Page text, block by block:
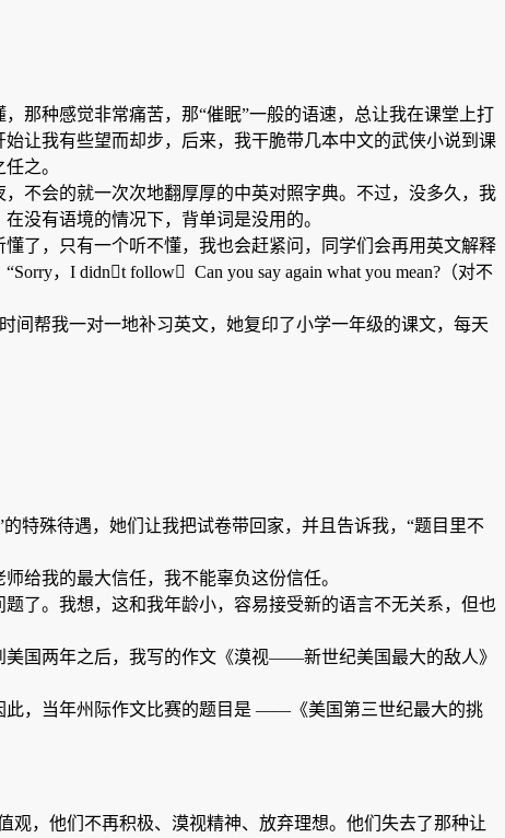
那种感觉非常痛苦，那“催眠”一般的语速，总让我在课堂上打
让我有些望而却步，后来，我干脆带几本中文的武侠小说到课
之。
不会的就一次次地翻厚厚的中英对照字典。不过，没多久，我
没有语境的情况下，背单词是没用的。
了，只有一个听不懂，我也会赶紧问，同学们会再用英文解释
，I didnt follow Can you say again what you mean?（对不
间帮我一对一地补习英文，她复印了小学一年级的课文，每天
特殊待遇，她们让我把试卷带回家，并且告诉我，“题目里不
给我的最大信任，我不能辜负这份信任。
了。我想，这和我年龄小，容易接受新的语言不无关系，但也
国两年之后，我写的作文《漠视——新世纪美国最大的敌人》
此，当年州际作文比赛的题目是 ——《美国第三世纪最大的挑
，他们不再积极、漠视精神、放弃理想。他们失去了那种让